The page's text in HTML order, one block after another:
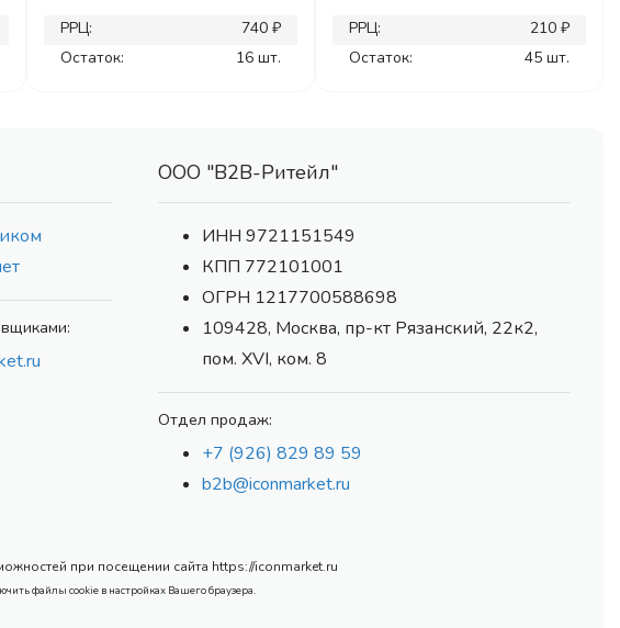
РРЦ:
740 ₽
Остаток:
16 шт.
РРЦ:
210 ₽
Остаток:
45 шт.
ООО "В2В-Ритейл"
ИНН 9721151549
КПП 772101001
ОГРН 1217700588698
109428, Москва, пр-кт Рязанский, 22к2,
пом. XVI, ком. 8
Отдел продаж:
+7 (926) 829 89 59
b2b@iconmarket.ru
при посещении сайта https://iconmarket.ru
файлы cookie в настройках Вашего браузера.